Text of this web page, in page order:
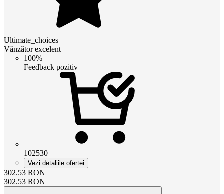
Ultimate_choices
Vânzător excelent
100%
Feedback pozitiv
102530
Vezi detaliile ofertei
302.53 RON
302.53 RON